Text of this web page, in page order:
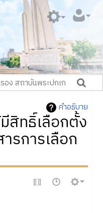
คำอธิบาย
สิทธิ์เลือกตั้ง
รการเลือก